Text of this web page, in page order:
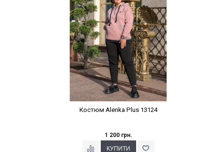
Костюм Alenka Plus 13124
1 200 грн.